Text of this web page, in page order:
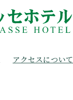
アクセスについて